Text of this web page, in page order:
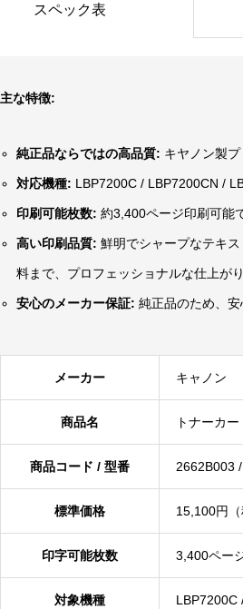
スペック表
主な特徴:
純正品ならではの高品質: キヤノン製
対応機種: LBP7200C / LBP7200CN /
印刷可能枚数: 約3,400ページ印刷可能
高い印刷品質: 鮮明でシャープなテキ
料まで、プロフェッショナルな仕上が
安心のメーカー保証:純正品のため、安
メーカー キャノン
商品名 トナーカ
商品コード / 型番 2662B003
標準価格 15,100円（
印字可能枚数 3,400ペー
対象機種 LBP7200C